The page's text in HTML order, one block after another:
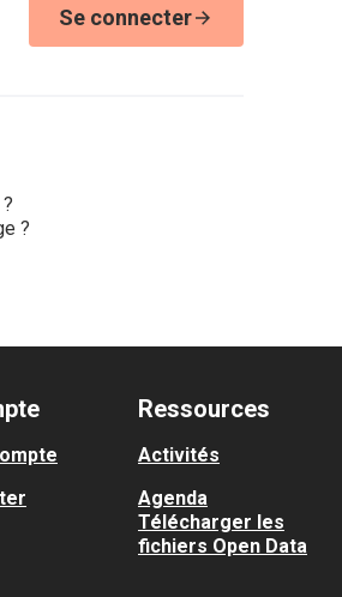
Se connecter
?
Ressources
Activités
Agenda
Télécharger les
fichiers Open Data